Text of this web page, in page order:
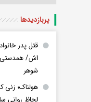
پربازدید‌ها
قتل پدر
شوهر
هولناک؛ زنی
لحاظ روانی